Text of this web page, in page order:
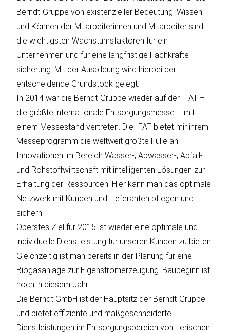
Berndt-Gruppe von existenzieller Bedeutung. Wissen
und Können der Mitarbeiterinnen und Mitarbeiter sind
die wichtigsten Wachstumsfaktoren für ein
Unternehmen und für eine langfristige Fachkräfte-
sicherung. Mit der Ausbildung wird hierbei der
entscheidende Grundstock gelegt.
In 2014 war die Berndt-Gruppe wieder auf der IFAT –
die größte internationale Entsorgungsmesse – mit
einem Messestand vertreten. Die IFAT bietet mir ihrem
Messeprogramm die weltweit größte Fülle an
Innovationen im Bereich Wasser-, Abwasser-, Abfall-
und Rohstoffwirtschaft mit intelligenten Lösungen zur
Erhaltung der Ressourcen. Hier kann man das optimale
Netzwerk mit Kunden und Lieferanten pflegen und
sichern.
Oberstes Ziel für 2015 ist wieder eine optimale und
individuelle Dienstleistung für unseren Kunden zu bieten.
Gleichzeitig ist man bereits in der Planung für eine
Biogasanlage zur Eigenstromerzeugung. Baubeginn ist
noch in diesem Jahr.
Die Berndt GmbH ist der Hauptsitz der Berndt-Gruppe
und bietet effiziente und maßgeschneiderte
Dienstleistungen im Entsorgungsbereich von tierischen